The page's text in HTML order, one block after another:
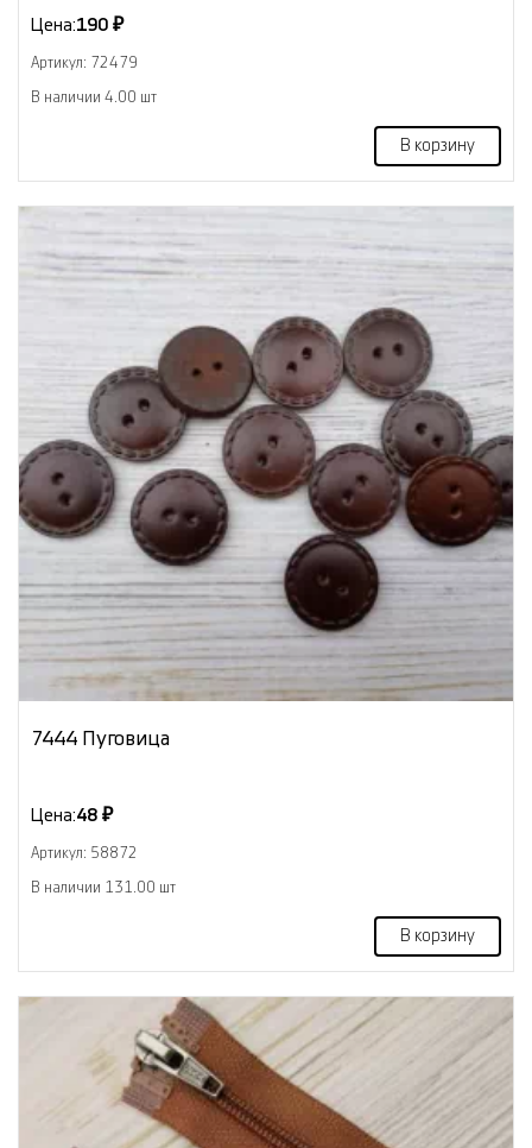
Цена:190 ₽
Артикул: 72479
В наличии 4.00 шт
В корзину
7444 Пуговица
Цена:48 ₽
Артикул: 58872
В наличии 131.00 шт
В корзину